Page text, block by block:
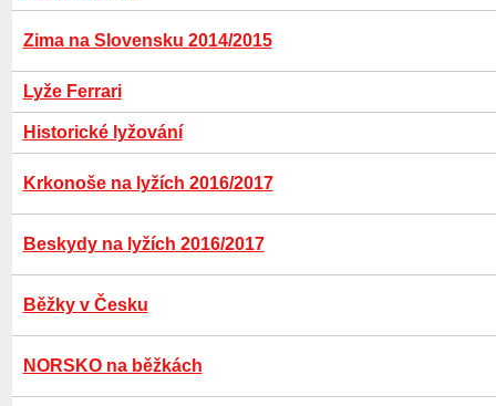
Zima na Slovensku 2014/2015
Lyže Ferrari
Historické lyžování
Krkonoše na lyžích 2016/2017
Beskydy na lyžích 2016/2017
Běžky v Česku
NORSKO na běžkách